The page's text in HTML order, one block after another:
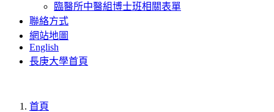
臨醫所中醫組博士班相關表單
聯絡方式
網站地圖
English
長庚大學首頁
首頁